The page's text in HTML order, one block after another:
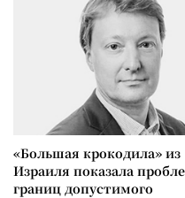
«Большая крокодила» из
Израиля показала
границ допустимого